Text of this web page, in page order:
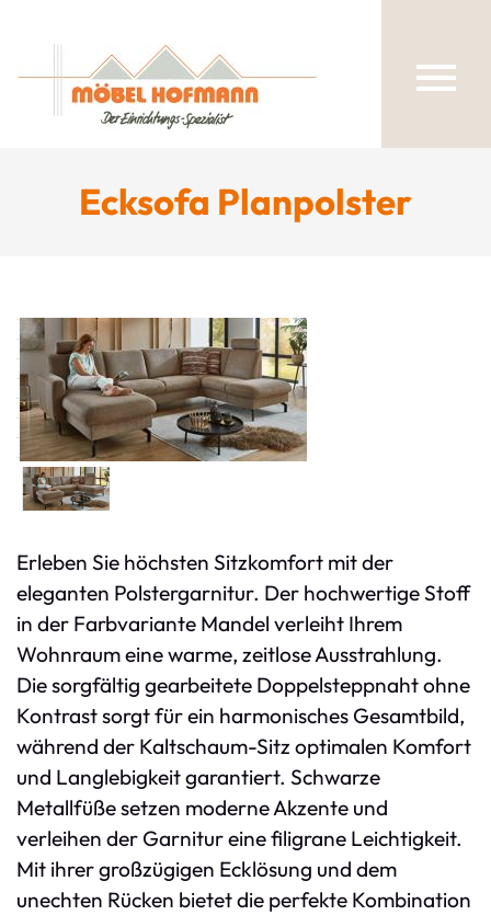
Ecksofa Planpolster
Erleben Sie höchsten Sitzkomfort mit der
eleganten Polstergarnitur. Der hochwertige Stoff
in der Farbvariante Mandel verleiht Ihrem
Wohnraum eine warme, zeitlose Ausstrahlung.
Die sorgfältig gearbeitete Doppelsteppnaht ohne
Kontrast sorgt für ein harmonisches Gesamtbild,
während der Kaltschaum-Sitz optimalen Komfort
und Langlebigkeit garantiert. Schwarze
Metallfüße setzen moderne Akzente und
verleihen der Garnitur eine filigrane Leichtigkeit.
Mit ihrer großzügigen Ecklösung und dem
unechten Rücken bietet die perfekte Kombination